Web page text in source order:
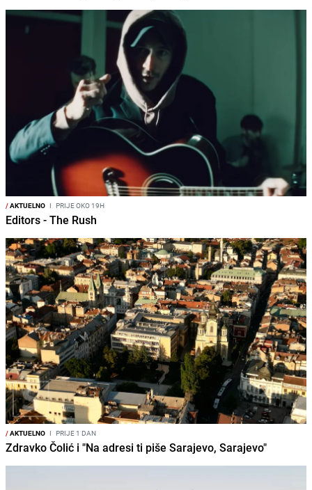
/AKTUELNO I PRIJE OKO 19H
Editors - The Rush
/AKTUELNO I PRIJE 1 DAN
Zdravko Čolić i "Na adresi ti piše Sarajevo, Sarajevo"